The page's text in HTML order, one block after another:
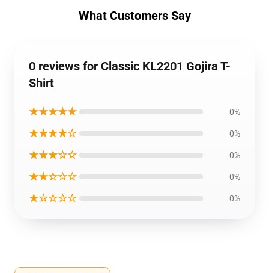
What Customers Say
0 reviews for Classic KL2201 Gojira T-
Shirt
★★★★★ 0%
★★★★☆ 0%
★★★☆☆ 0%
★★☆☆☆ 0%
★☆☆☆☆ 0%